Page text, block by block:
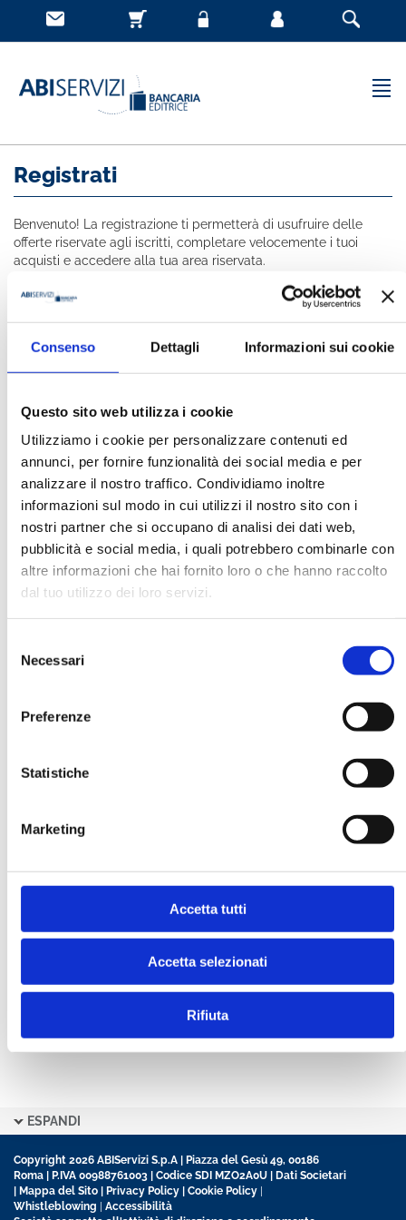
Consenso Dettagli Informazioni sui cookie
Questo sito web utilizza i cookie
Utilizziamo i cookie per personalizzare contenuti ed
annunci, per fornire funzionalità dei social media e per
analizzare il nostro traffico. Condividiamo inoltre
informazioni sul modo in cui utilizzi il nostro sito con i
nostri partner che si occupano di analisi dei dati web,
pubblicità e social media, i quali potrebbero combinarle con
altre informazioni che hai fornito loro o che hanno raccolto
dal tuo utilizzo dei loro servizi.
delNecessari
Preferenze
Statistiche
Marketing
Accetta tutti
Accetta selezionati
Rifiuta
Registrati
Benvenuto! La registrazione ti permetterà di usufruire delle
offerte riservate agli iscritti, completare velocemente i tuoi
acquisti e accedere alla tua area riservata.
Tutti i campi indicati con * sono obbligatori
DATA DI NASCITA *
E-MAIL *
AZIENDA
FUNZIONE AZIENDALE
Ho letto e accetto l’informativa sulla
Ho preso visione delleCondizioni Generalidi
contratto disciplinanti il sito
ESPANDI
Copyright 2026 ABIServizi S.p.A | Piazza del Gesù 49, 00186
Roma | P.IVA 00988761003 | Codice SDI MZO2A0U | Dati Societari
| Mappa del Sito | Privacy Policy | Cookie Policy |
Whistleblowing | Accessibilità